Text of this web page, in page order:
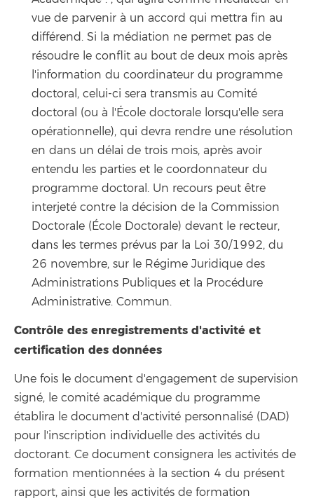
vue de parvenir à un accord qui mettra fin au
différend. Si la médiation ne permet pas de
résoudre le conflit au bout de deux mois après
l'information du coordinateur du programme
doctoral, celui-ci sera transmis au Comité
doctoral (ou à l'École doctorale lorsqu'elle sera
opérationnelle), qui devra rendre une résolution
en dans un délai de trois mois, après avoir
entendu les parties et le coordonnateur du
programme doctoral. Un recours peut être
interjeté contre la décision de la Commission
Doctorale (École Doctorale) devant le recteur,
dans les termes prévus par la Loi 30/1992, du
26 novembre, sur le Régime Juridique des
Administrations Publiques et la Procédure
Administrative. Commun.
Contrôle des enregistrements d'activité et
certification des données
Une fois le document d'engagement de supervision
signé, le comité académique du programme
établira le document d'activité personnalisé (DAD)
pour l'inscription individuelle des activités du
doctorant. Ce document consignera les activités de
formation mentionnées à la section 4 du présent
rapport, ainsi que les activités de formation